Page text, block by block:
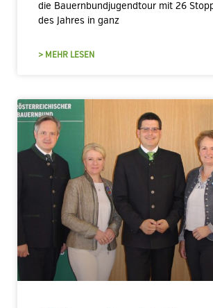
die Bauernbundjugendtour mit 26
des Jahres in ganz
> MEHR LESEN